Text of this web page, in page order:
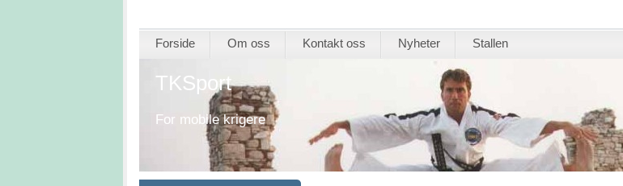
Forside Om oss Kontakt oss Nyheter Stallen
TKSport
For mobile krigere